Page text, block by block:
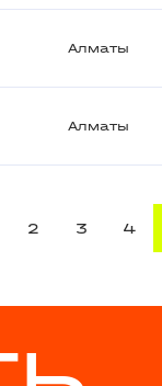
Алматы
Алматы
2 3 4